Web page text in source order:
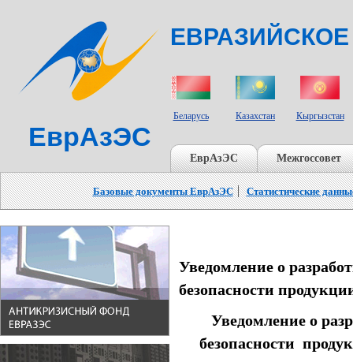
ЕврАзЭС
Беларусь Казахстан Кыргызстан
ЕврАзЭС Межгоссовет
Базовые документы ЕврАзЭС Статистические
Уведомление о
безопасности
Уведомление о
безопасности